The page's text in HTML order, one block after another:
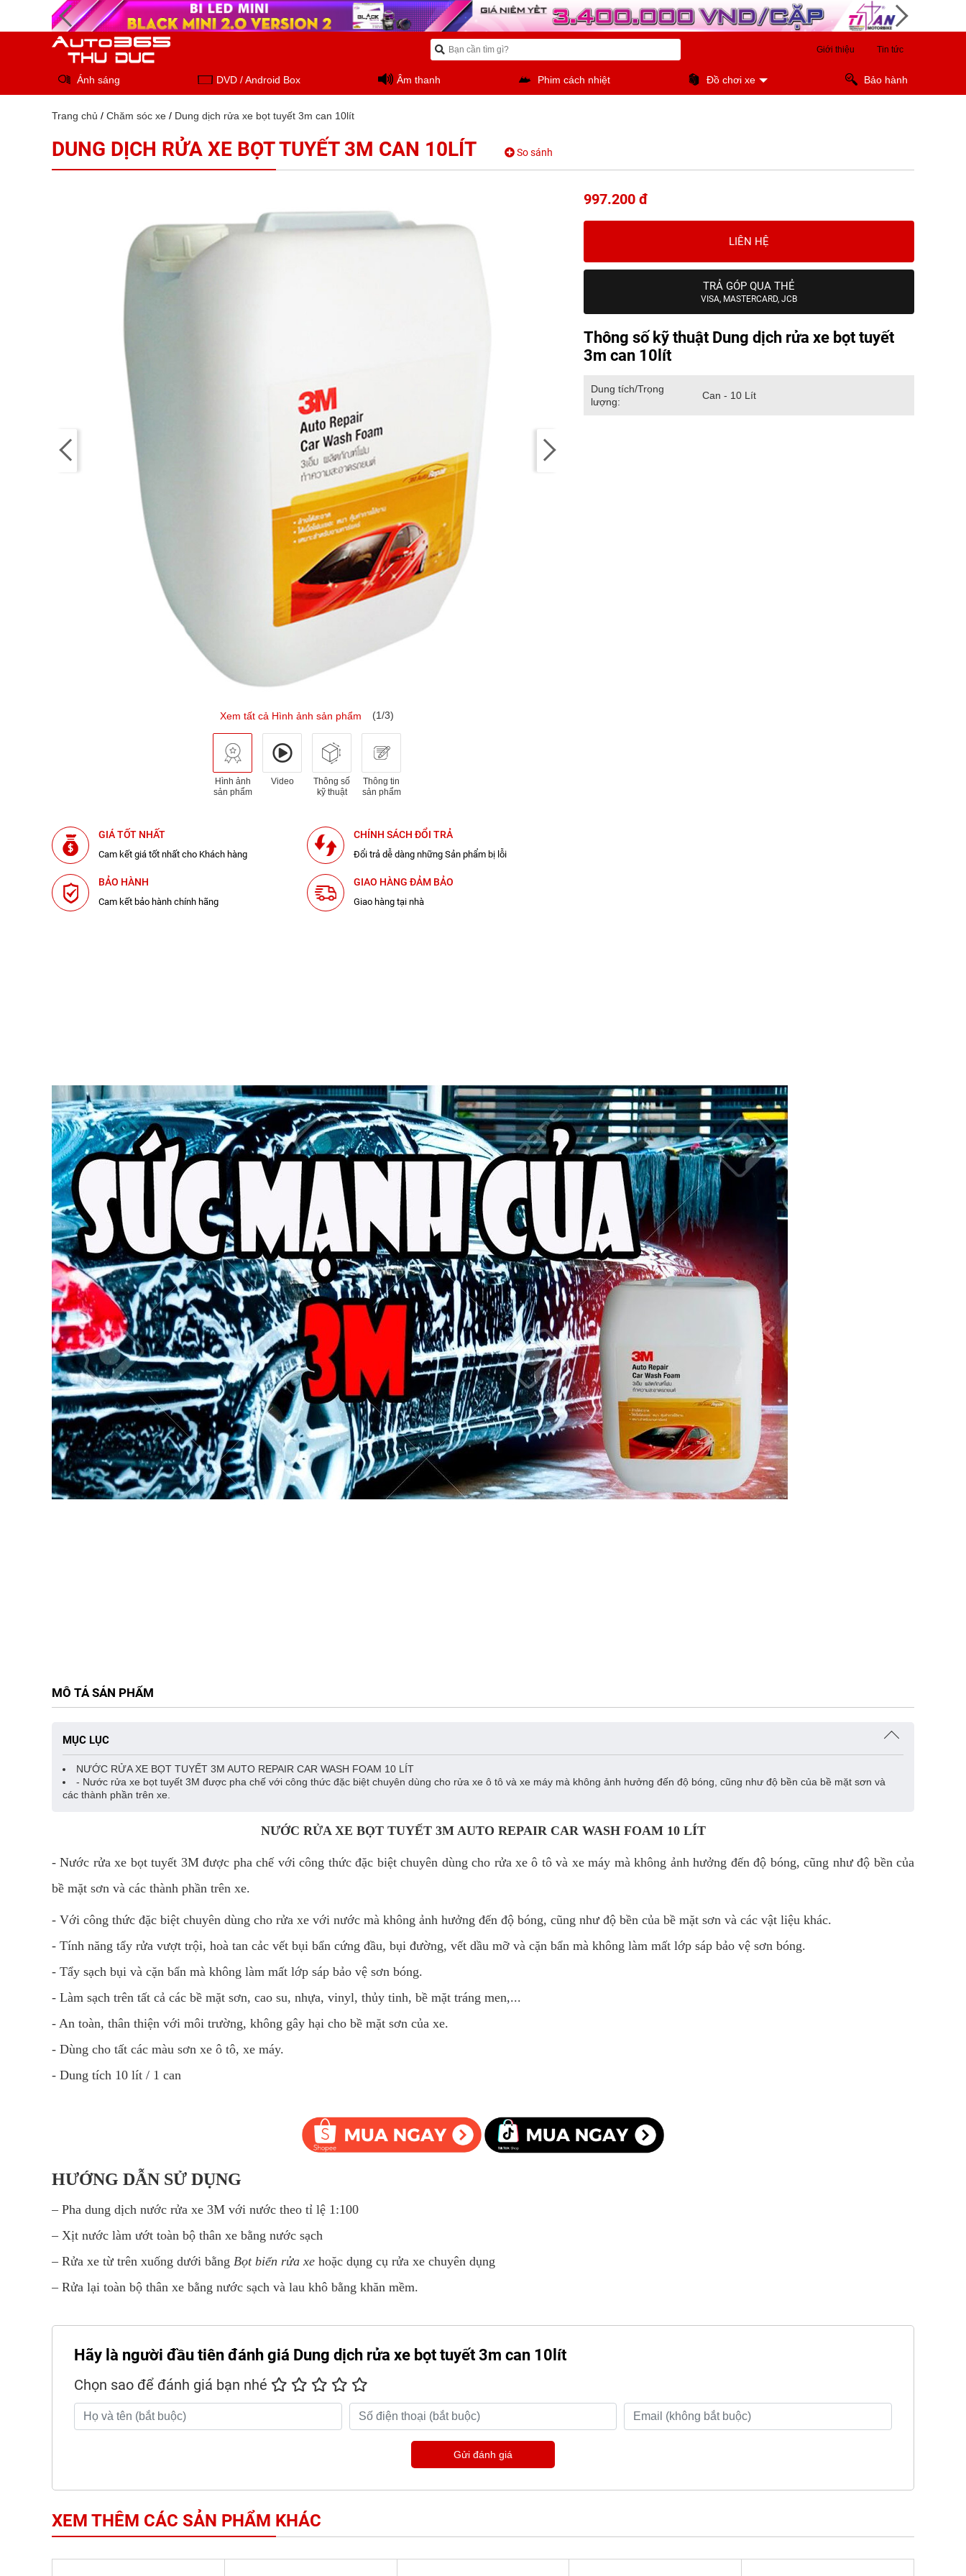
Giới thiệu Tin tức
Ánh sáng DVD / Android Box Âm thanh Phim cách nhiệt Đồ chơi xe Bảo hành
Trang chủ / Chăm sóc xe / Dung dịch rửa xe bọt tuyết 3m can 10lít
DUNG DỊCH RỬA XE BỌT TUYẾT 3M CAN 10LÍT So sánh
Xem tất cả Hình ảnh sản phẩm (1/3)
Hình ảnh
sản phẩm
Video
Thông số
kỹ thuật
Thông tin
sản phẩm
GIÁ TỐT NHẤT
Cam kết giá tốt nhất cho Khách hàng
CHÍNH SÁCH ĐỔI TRẢ
Đổi trả dễ dàng những Sản phẩm bị lỗi
BẢO HÀNH
Cam kết bảo hành chính hãng
GIAO HÀNG ĐẢM BẢO
Giao hàng tại nhà
997.200 đ
LIÊN HỆ
TRẢ GÓP QUA THẺ
VISA, MASTERCARD, JCB
Thông số kỹ thuật Dung dịch rửa xe bọt tuyết
3m can 10lít
Dung tích/Trọng
lượng:
Can - 10 Lít
MÔ TẢ SẢN PHẨM
MỤC LỤC
NƯỚC RỬA XE BỌT TUYẾT 3M AUTO REPAIR CAR WASH FOAM 10 LÍT
- Nước rửa xe bọt tuyết 3M được pha chế với công thức đặc biệt chuyên dùng cho rửa xe ô tô và xe máy mà không ảnh hưởng đến độ bóng, cũng như độ bền của bề mặt sơn và
các thành phần trên xe.
NƯỚC RỬA XE BỌT TUYẾT 3M AUTO REPAIR CAR WASH FOAM 10 LÍT
- Nước rửa xe bọt tuyết 3M được pha chế với công thức đặc biệt chuyên dùng cho rửa xe ô tô và xe máy mà không ảnh hưởng đến độ bóng, cũng như độ bền của
bề mặt sơn và các thành phần trên xe.
- Với công thức đặc biệt chuyên dùng cho rửa xe với nước mà không ảnh hưởng đến độ bóng, cũng như độ bền của bề mặt sơn và các vật liệu khác.
- Tính năng tẩy rửa vượt trội, hoà tan cảc vết bụi bẩn cứng đầu, bụi đường, vết dầu mỡ và cặn bẩn mà không làm mất lớp sáp bảo vệ sơn bóng.
- Tẩy sạch bụi và cặn bẩn mà không làm mất lớp sáp bảo vệ sơn bóng.
- Làm sạch trên tất cả các bề mặt sơn, cao su, nhựa, vinyl, thủy tinh, bề mặt tráng men,...
- An toàn, thân thiện với môi trường, không gây hại cho bề mặt sơn của xe.
- Dùng cho tất các màu sơn xe ô tô, xe máy.
- Dung tích 10 lít / 1 can
HƯỚNG DẪN SỬ DỤNG
– Pha dung dịch nước rửa xe 3M với nước theo tỉ lệ 1:100
– Xịt nước làm ướt toàn bộ thân xe bằng nước sạch
– Rửa xe từ trên xuống dưới bằng Bọt biển rửa xe hoặc dụng cụ rửa xe chuyên dụng
– Rửa lại toàn bộ thân xe bằng nước sạch và lau khô bằng khăn mềm.
Hãy là người đầu tiên đánh giá Dung dịch rửa xe bọt tuyết 3m can 10lít
Chọn sao để đánh giá bạn nhé
Gửi đánh giá
XEM THÊM CÁC SẢN PHẨM KHÁC